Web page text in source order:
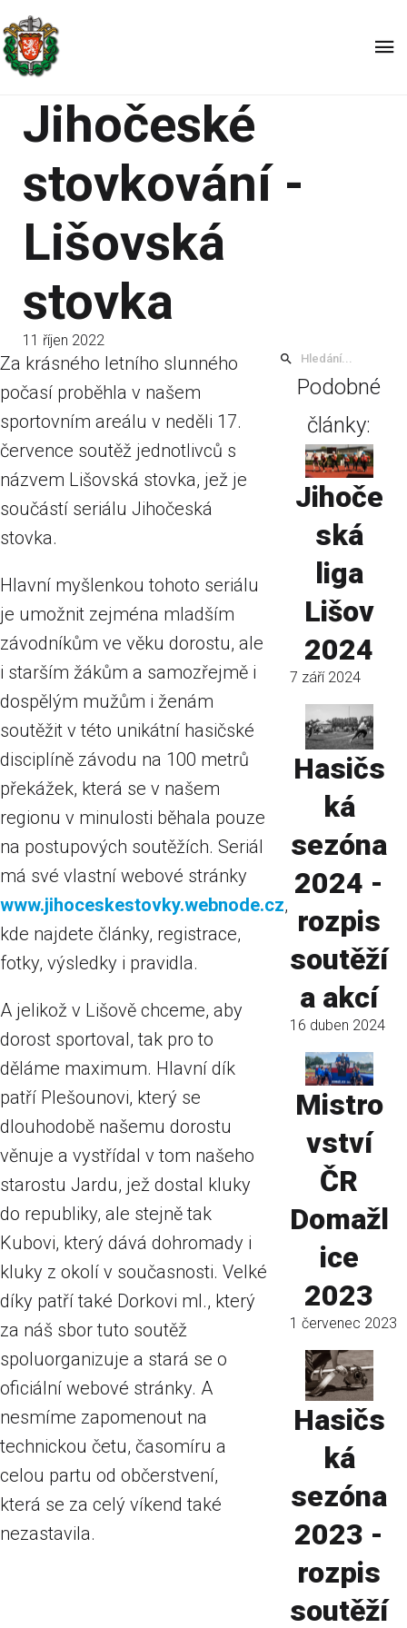
Jihočeské
stovkování -
Lišovská
stovka
11 říjen 2022
Za krásného letního slunného
počasí proběhla v našem
sportovním areálu v neděli 17.
července soutěž jednotlivců s
názvem Lišovská stovka, jež je
součástí seriálu Jihočeská
stovka.
Hlavní myšlenkou tohoto seriálu
je umožnit zejména mladším
závodníkům ve věku dorostu, ale
i starším žákům a samozřejmě i
dospělým mužům i ženám
soutěžit v této unikátní hasičské
disciplíně závodu na 100 metrů
překážek, která se v našem
regionu v minulosti běhala pouze
na postupových soutěžích. Seriál
má své vlastní webové stránky
www.jihoceskestovky.webnode.cz,
kde najdete články, registrace,
fotky, výsledky i pravidla.
A jelikož v Lišově chceme, aby
dorost sportoval, tak pro to
děláme maximum. Hlavní dík
patří Plešounovi, který se
dlouhodobě našemu dorostu
věnuje a vystřídal v tom našeho
starostu Jardu, jež dostal kluky
do republiky, ale stejně tak
Kubovi, který dává dohromady i
kluky z okolí v současnosti. Velké
díky patří také Dorkovi ml., který
za náš sbor tuto soutěž
spoluorganizuje a stará se o
oficiální webové stránky. A
nesmíme zapomenout na
technickou četu, časomíru a
celou partu od občerstvení,
která se za celý víkend také
nezastavila.
Podobné
články:
Jihoče
ská
liga
Lišov
2024
7 září 2024
Hasičs
ká
sezóna
2024 -
rozpis
soutěží
a akcí
16 duben 2024
Mistro
vství
ČR
Domažl
ice
2023
1 červenec 2023
Hasičs
ká
sezóna
2023 -
rozpis
soutěží